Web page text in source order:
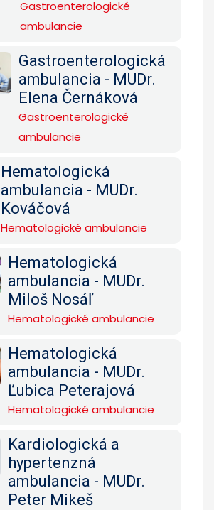
Gastroenterologické
ambulancie
Gastroenterologická
ambulancia - MUDr.
Elena Černáková
Gastroenterologické
ambulancie
Hematologická
ambulancia - MUDr.
Kováčová
Hematologické ambulancie
Hematologická
ambulancia - MUDr.
Miloš Nosáľ
Hematologické ambulancie
Hematologická
ambulancia - MUDr.
Ľubica Peterajová
Hematologické ambulancie
Kardiologická a
hypertenzná
ambulancia - MUDr.
Peter Mikeš